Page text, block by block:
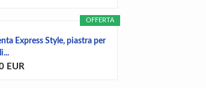
OFFERTA
Express Style, piastra per
EUR